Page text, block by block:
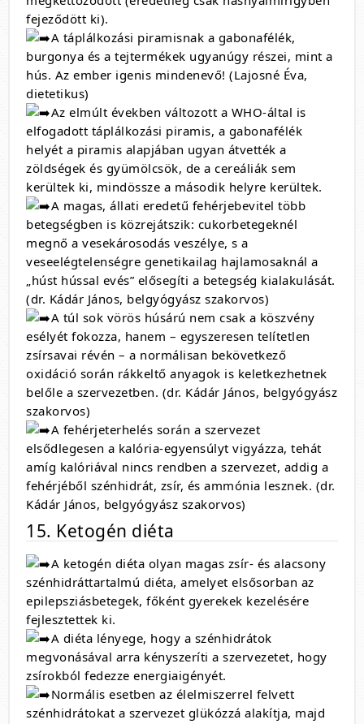
fejeződött ki).
A táplálkozási piramisnak a gabonafélék,
burgonya és a tejtermékek ugyanúgy részei, mint a
hús. Az ember igenis mindenevő! (Lajosné Éva,
dietetikus)
Az elmúlt években változott a WHO-által is
elfogadott táplálkozási piramis, a gabonafélék
helyét a piramis alapjában ugyan átvették a
zöldségek és gyümölcsök, de a cereáliák sem
kerültek ki, mindössze a második helyre kerültek.
A magas, állati eredetű fehérjebevitel több
betegségben is közrejátszik: cukorbetegeknél
megnő a vesekárosodás veszélye, s a
veseelégtelenségre genetikailag hajlamosaknál a
„húst hússal evés” elősegíti a betegség kialakulását.
(dr. Kádár János, belgyógyász szakorvos)
A túl sok vörös húsárú nem csak a köszvény
esélyét fokozza, hanem – egyszeresen telítetlen
zsírsavai révén – a normálisan bekövetkező
oxidáció során rákkeltő anyagok is keletkezhetnek
belőle a szervezetben. (dr. Kádár János, belgyógyász
szakorvos)
A fehérjeterhelés során a szervezet
elsődlegesen a kalória-egyensúlyt vigyázza, tehát
amíg kalóriával nincs rendben a szervezet, addig a
fehérjéből szénhidrát, zsír, és ammónia lesznek. (dr.
Kádár János, belgyógyász szakorvos)
15. Ketogén diéta
A ketogén diéta olyan magas zsír- és alacsony
szénhidráttartalmú diéta, amelyet elsősorban az
epilepsziásbetegek, főként gyerekek kezelésére
fejlesztettek ki.
A diéta lényege, hogy a szénhidrátok
megvonásával arra kényszeríti a szervezetet, hogy
zsírokból fedezze energiaigényét.
Normális esetben az élelmiszerrel felvett
szénhidrátokat a szervezet glükózzá alakítja, majd